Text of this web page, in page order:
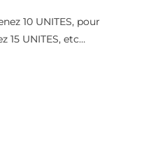
10 UNITES, pour
15 UNITES, etc…